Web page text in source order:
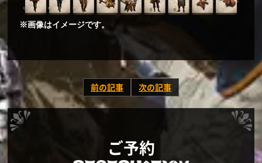
※画像はイメージです。
前の記事 次の記事
ご予約